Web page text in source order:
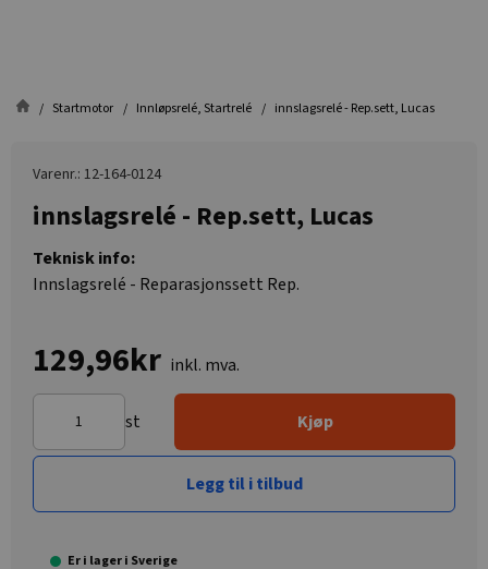
Startmotor Innløpsrelé, Startrelé innslagsrelé - Rep.sett, Lucas
Varenr.: 12-164-0124
innslagsrelé - Rep.sett, Lucas
Teknisk info:
Innslagsrelé - Reparasjonssett Rep.
129,96kr inkl. mva.
st Kjøp
Legg til i tilbud
Er i lager i Sverige